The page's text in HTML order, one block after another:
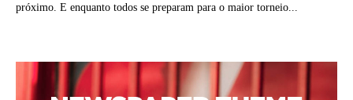
próximo. E enquanto todos se preparam para o maior torneio...